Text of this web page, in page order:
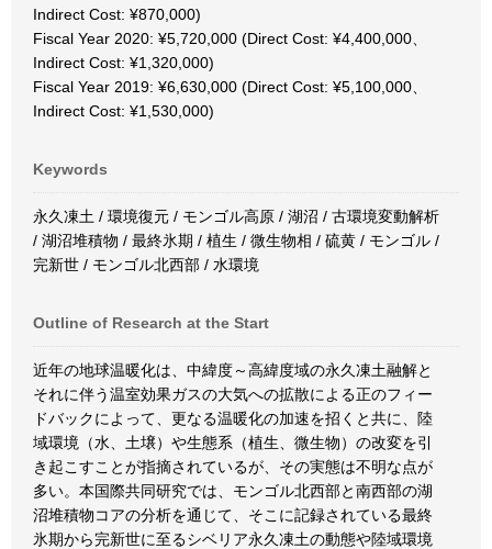
Indirect Cost: ¥870,000)
Fiscal Year 2020: ¥5,720,000 (Direct Cost: ¥4,400,000、
Indirect Cost: ¥1,320,000)
Fiscal Year 2019: ¥6,630,000 (Direct Cost: ¥5,100,000、
Indirect Cost: ¥1,530,000)
Keywords
永久凍土 / 環境復元 / モンゴル高原 / 湖沼 / 古環境変動解析
/ 湖沼堆積物 / 最終氷期 / 植生 / 微生物相 / 硫黄 / モンゴル /
完新世 / モンゴル北西部 / 水環境
Outline of Research at the Start
近年の地球温暖化は、中緯度～高緯度域の永久凍土融解と
それに伴う温室効果ガスの大気への拡散による正のフィー
ドバックによって、更なる温暖化の加速を招くと共に、陸
域環境（水、土壌）や生態系（植生、微生物）の改変を引
き起こすことが指摘されているが、その実態は不明な点が
多い。本国際共同研究では、モンゴル北西部と南西部の湖
沼堆積物コアの分析を通じて、そこに記録されている最終
氷期から完新世に至るシベリア永久凍土の動態や陸域環境